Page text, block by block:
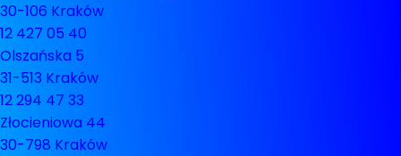
30-106 Kraków
12 427 05 40
Olszańska 5
31-513 Kraków
12 294 47 33
Złocieniowa 44
30-798 Kraków